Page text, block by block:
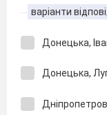
варіанти
Донецька,
Донецька,